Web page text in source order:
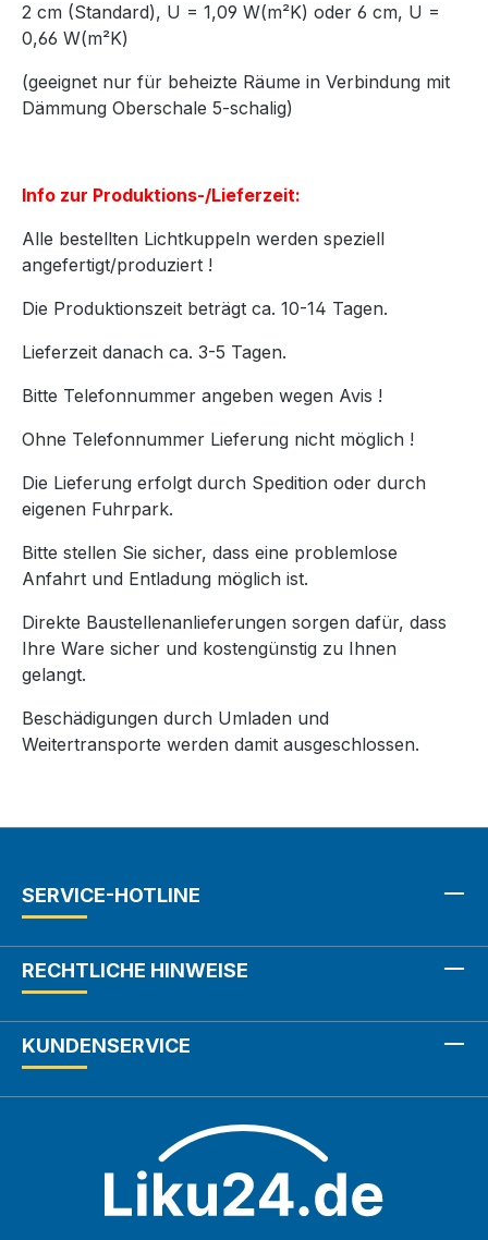
2 cm (Standard), U = 1,09 W(m²K) oder 6 cm, U =
0,66 W(m²K)
(geeignet nur für beheizte Räume in Verbindung mit
Dämmung Oberschale 5-schalig)
Info zur Produktions-/Lieferzeit:
Alle bestellten Lichtkuppeln werden speziell
angefertigt/produziert !
Die Produktionszeit beträgt ca. 10-14 Tagen.
Lieferzeit danach ca. 3-5 Tagen.
Bitte Telefonnummer angeben wegen Avis !
Ohne Telefonnummer Lieferung nicht möglich !
Die Lieferung erfolgt durch Spedition oder durch
eigenen Fuhrpark.
Bitte stellen Sie sicher, dass eine problemlose
Anfahrt und Entladung möglich ist.
Direkte Baustellenanlieferungen sorgen dafür, dass
Ihre Ware sicher und kostengünstig zu Ihnen
gelangt.
Beschädigungen durch Umladen und
Weitertransporte werden damit ausgeschlossen.
SERVICE-HOTLINE
RECHTLICHE HINWEISE
KUNDENSERVICE